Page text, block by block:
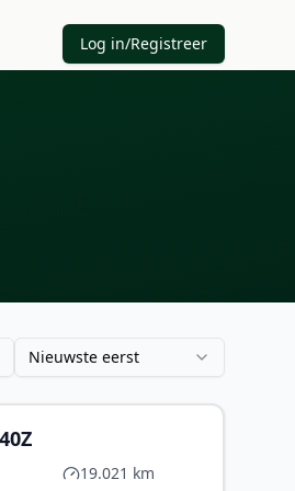
Log in/Registreer
Nieuwste eerst
19.021 km